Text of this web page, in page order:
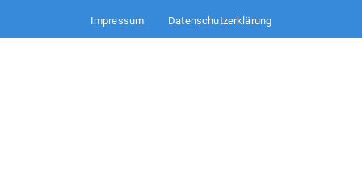
Impressum Datenschutzerklärung